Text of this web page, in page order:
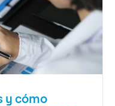
y cómo